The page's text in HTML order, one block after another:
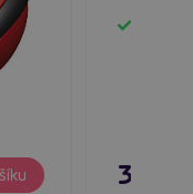
395